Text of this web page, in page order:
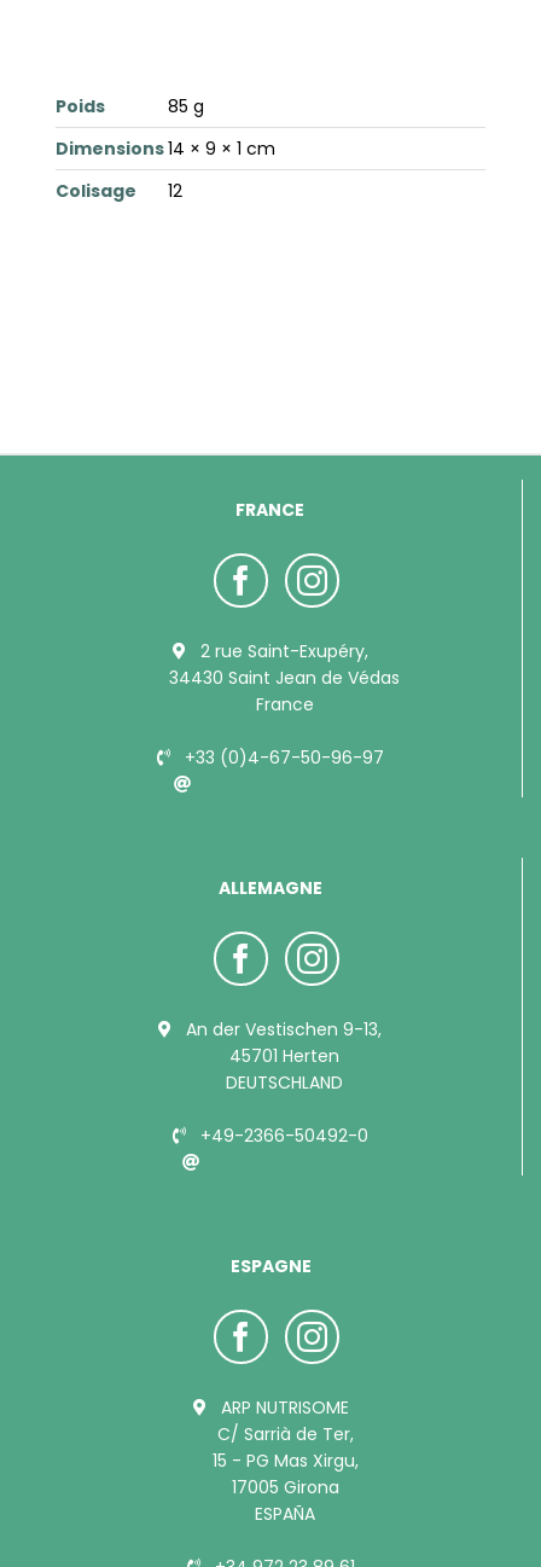
Poids
85 g
Dimensions14 × 9 × 1 cm
Colisage
12
FRANCE
2 rue Saint-Exupéry,
34430 Saint Jean de Védas
France
+33 (0)4-67-50-96-97
ALLEMAGNE
An der Vestischen 9-13,
45701 Herten
DEUTSCHLAND
+49-2366-50492-0
ESPAGNE
ARP NUTRISOME
C/ Sarrià de Ter,
15 - PG Mas Xirgu,
17005 Girona
ESPAÑA